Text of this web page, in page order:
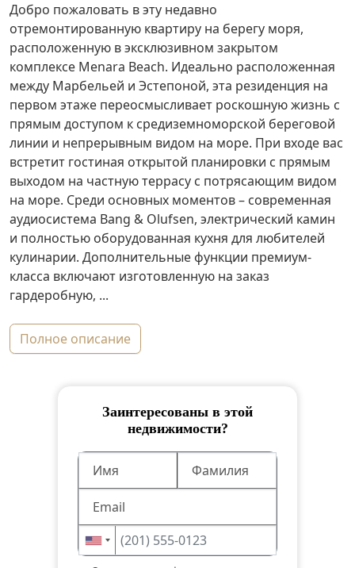
Добро пожаловать в эту недавно
отремонтированную квартиру на берегу моря,
расположенную в эксклюзивном закрытом
комплексе Menara Beach. Идеально расположенная
между Марбельей и Эстепоной, эта резиденция на
первом этаже переосмысливает роскошную жизнь с
прямым доступом к средиземноморской береговой
линии и непрерывным видом на море. При входе вас
встретит гостиная открытой планировки с прямым
выходом на частную террасу с потрясающим видом
на море. Среди основных моментов – современная
аудиосистема Bang & Olufsen, электрический камин
и полностью оборудованная кухня для любителей
кулинарии. Дополнительные функции премиум-
класса включают изготовленную на заказ
гардеробную, ...
полное описание
Заинтересованы в этой
недвижимости?